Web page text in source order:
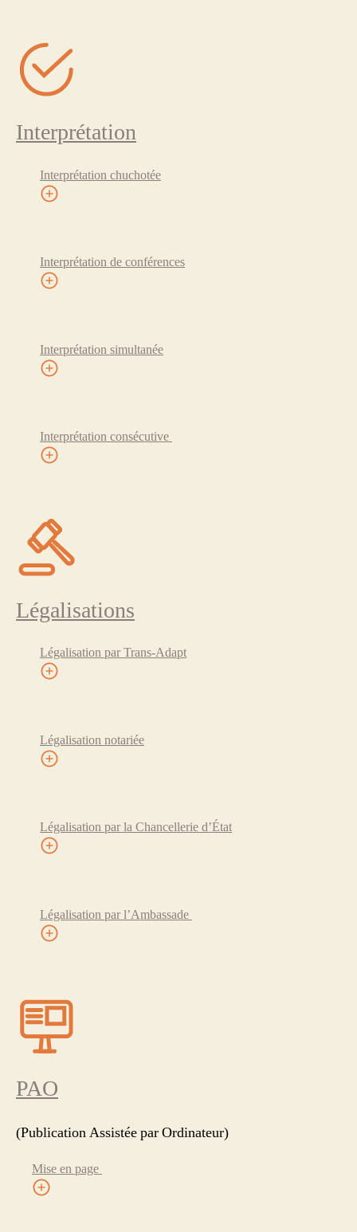
Interprétation
Interprétation chuchotée
Interprétation de conférences
Interprétation simultanée
Interprétation consécutive
Légalisations
Légalisation par Trans-Adapt
Légalisation notariée
Légalisation par la Chancellerie d’État
Légalisation par l’Ambassade
PAO
(Publication Assistée par Ordinateur)
Mise en page